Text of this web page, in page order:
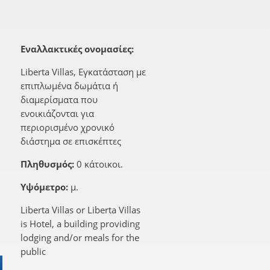
Εναλλακτικές ονομασίες:
Liberta Villas, Εγκατάσταση με
επιπλωμένα δωμάτια ή
διαμερίσματα που
ενοικιάζονται για
περιορισμένο χρονικό
διάστημα σε επισκέπτες
Πληθυσμός: 0 κάτοικοι.
Υψόμετρο: μ.
Liberta Villas or Liberta Villas
is Hotel, a building providing
lodging and/or meals for the
public